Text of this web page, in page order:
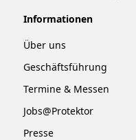
Informationen
Über uns
Geschäftsführung
Termine & Messen
Jobs@Protektor
Presse